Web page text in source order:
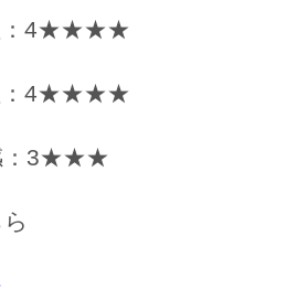
4★★★★
4★★★★
：3★★★